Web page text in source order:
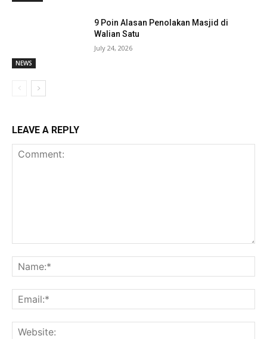
NEWS
9 Poin Alasan Penolakan Masjid di
Walian Satu
July 24, 2026
LEAVE A REPLY